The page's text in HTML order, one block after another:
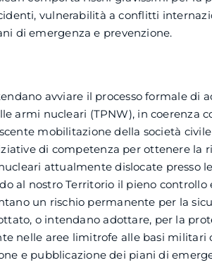
vulnerabilità a conflitti
di emergenza e prevenzione.
avviare il processo formale di
armi nucleari (TPNW), in coerenza
mobilitazione della società
di competenza per ottenere la
attualmente dislocate presso
al nostro Territorio il pieno controllo
un rischio permanente per la
o intendano adottare, per la
nelle aree limitrofe alle basi militari
e pubblicazione dei piani di